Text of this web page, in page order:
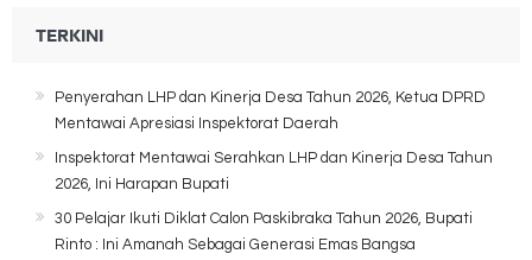
TERKINI
Penyerahan LHP dan Kinerja Desa Tahun 2026, Ketua DPRD
Mentawai Apresiasi Inspektorat Daerah
Inspektorat Mentawai Serahkan LHP dan Kinerja Desa Tahun
2026, Ini Harapan Bupati
30 Pelajar Ikuti Diklat Calon Paskibraka Tahun 2026, Bupati
Rinto : Ini Amanah Sebagai Generasi Emas Bangsa